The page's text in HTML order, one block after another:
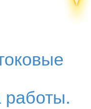
работы.